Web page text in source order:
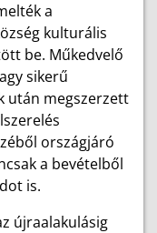
a
kulturális
be. Műkedvelő
sikerű
után megszerzett
országjáró
a bevételből
is.
újraalakulásig